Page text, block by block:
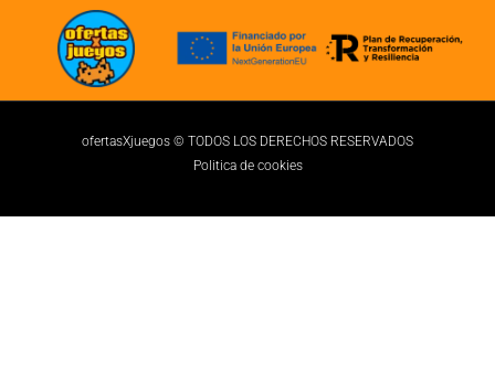
ofertasXjuegos © TODOS LOS DERECHOS RESERVADOS
Politica de cookies